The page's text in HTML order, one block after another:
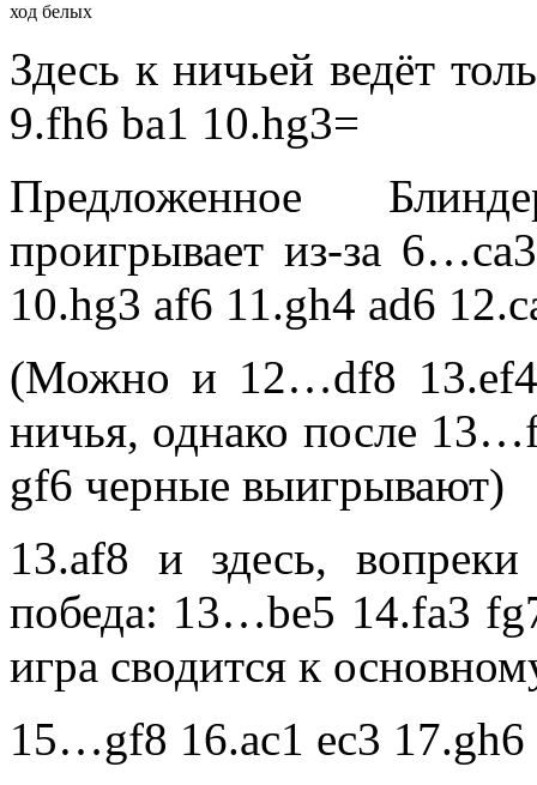
ход белых
Здесь к ничьей ведёт
9.fh6 ba1 10.hg3=
Предложенное
проигрывает из-за
10.hg3 af6 11.gh4 ad6
(Можно и 12…df8 13.ef4
ничья, однако после
gf6 черные выигрывают)
13.af8 и здесь,
победа: 13…be5 14.fa3
игра сводится к
15…gf8 16.ac1 ec3 17.gh6